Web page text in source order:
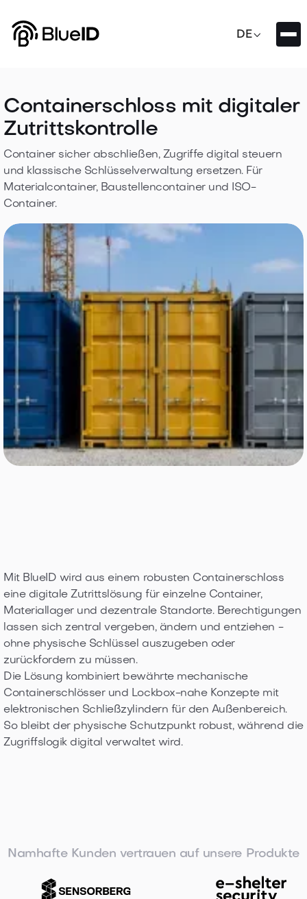
DE
Containerschloss mit digitaler
Zutrittskontrolle
Container sicher abschließen, Zugriffe digital steuern
und klassische Schlüsselverwaltung ersetzen. Für
Materialcontainer, Baustellencontainer und ISO-
Container.
Mit BlueID wird aus einem robusten Containerschloss
eine digitale Zutrittslösung für einzelne Container,
Materiallager und dezentrale Standorte. Berechtigungen
lassen sich zentral vergeben, ändern und entziehen -
ohne physische Schlüssel auszugeben oder
zurückfordern zu müssen.
Die Lösung kombiniert bewährte mechanische
Containerschlösser und Lockbox-nahe Konzepte mit
elektronischen Schließzylindern für den Außenbereich.
So bleibt der physische Schutzpunkt robust, während die
Zugriffslogik digital verwaltet wird.
Namhafte Kunden vertrauen auf unsere Produkte